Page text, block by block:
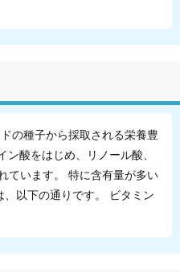
の種子から採取される栄養豊
酸をはじめ、リノール酸、
ています。 特に含有量が多い
、以下の通りです。 ビタミン